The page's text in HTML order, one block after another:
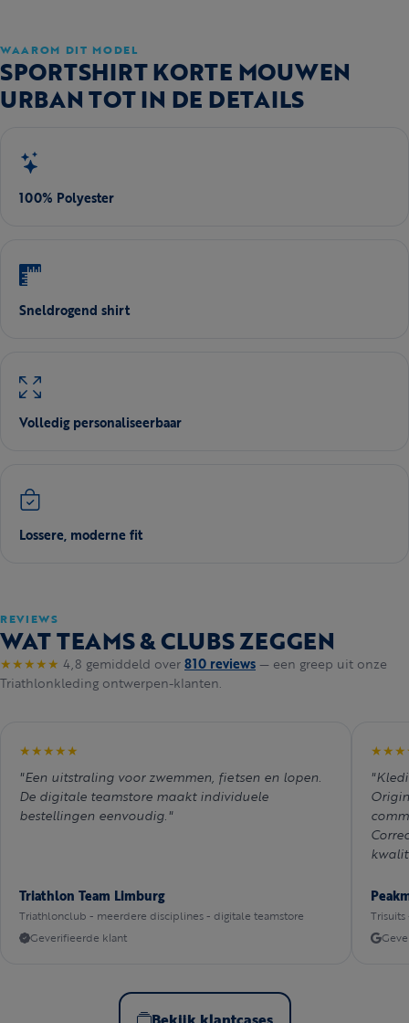
WAAROM DIT MODEL
SPORTSHIRT KORTE MOUWEN
URBAN TOT IN DE DETAILS
100% Polyester
Sneldrogend shirt
Volledig personaliseerbaar
Lossere, moderne fit
REVIEWS
WAT TEAMS & CLUBS ZEGGEN
★★★★★ 4,8 gemiddeld over810 reviews— een greep uit onze
Triathlonkleding ontwerpen-klanten.
★★★★★
"Een uitstraling voor zwemmen, fietsen en lopen.
De digitale teamstore maakt individuele
bestellingen eenvoudig."
Triathlon Team Limburg
Triathlonclub - meerdere disciplines - digitale teamstore
Geverifieerde klant